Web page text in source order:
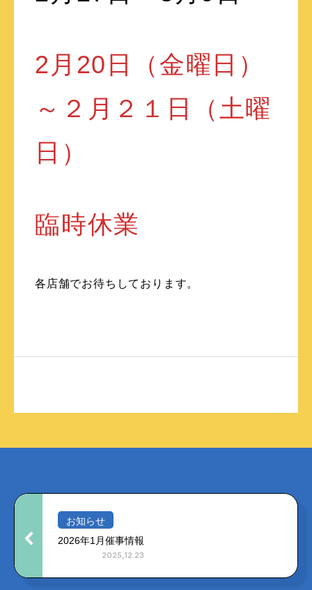
2月20日（金曜日）
～２月２１日（土曜
日）
臨時休業
各店舗でお待ちしております。
お知らせ
2026年1月催事情報
2025,12.23